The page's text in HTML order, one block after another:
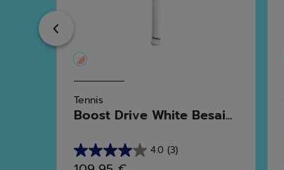
Tennis
Boost Drive White Besai...
4.0 (3)
4.0